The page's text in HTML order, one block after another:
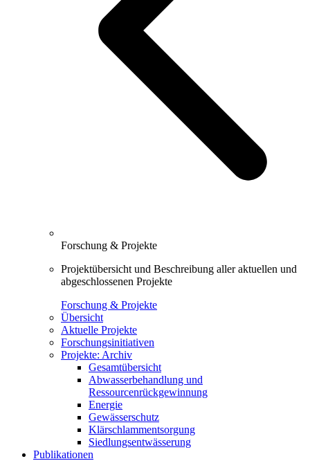
Forschung & Projekte
Projektübersicht und Beschreibung aller aktuellen und
abgeschlossenen Projekte
Forschung & Projekte
Übersicht
Aktuelle Projekte
Forschungsinitiativen
Projekte: Archiv
Gesamtübersicht
Abwasserbehandlung und
Ressourcenrückgewinnung
Energie
Gewässerschutz
Klärschlammentsorgung
Siedlungsentwässerung
Publikationen